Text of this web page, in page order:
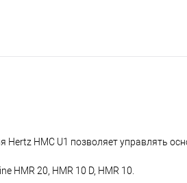
Hertz HMC U1 позволяет управлять
HMR 20, HMR 10 D, HMR 10.